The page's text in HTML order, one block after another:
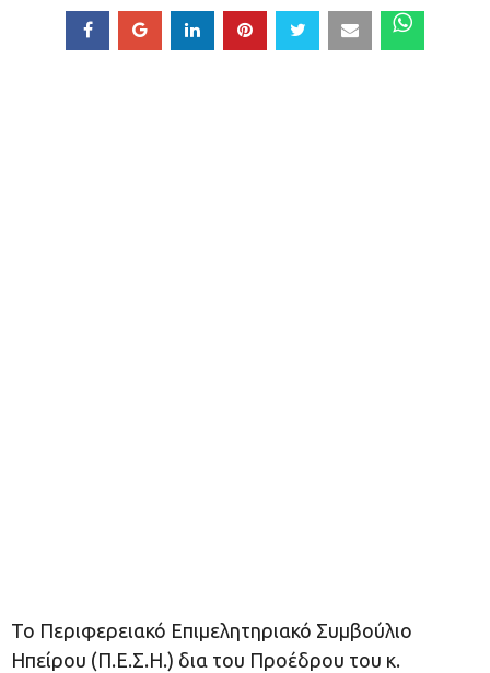
Το Περιφερειακό Επιμελητηριακό Συμβούλιο
Ηπείρου (Π.Ε.Σ.Η.) δια του Προέδρου του κ.